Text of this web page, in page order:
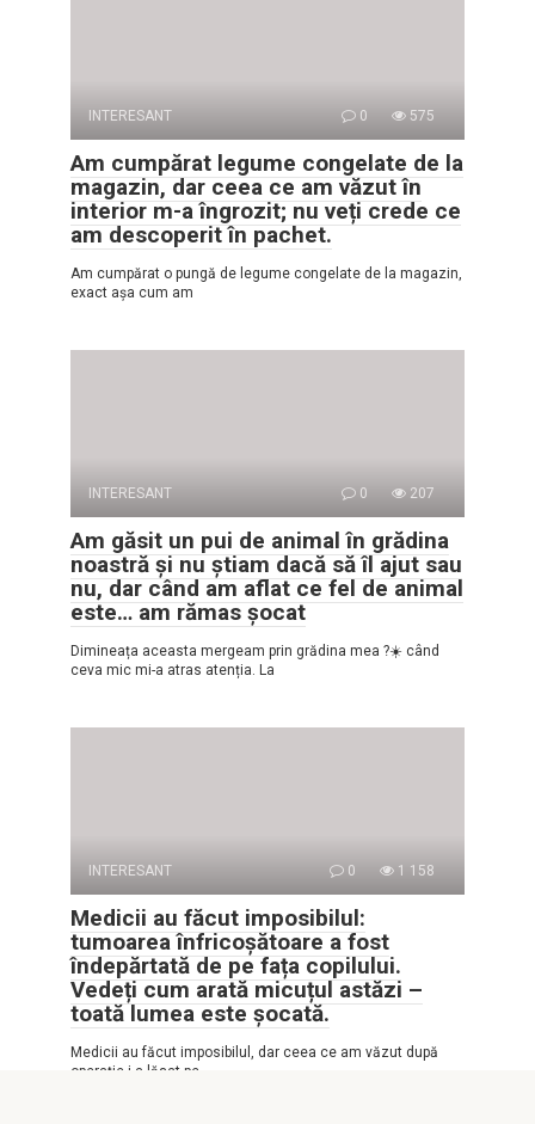
INTERESANT 0 575
Am cumpărat legume congelate de la
magazin, dar ceea ce am văzut în
interior m-a îngrozit; nu veți crede ce
am descoperit în pachet.
Am cumpărat o pungă de legume congelate de la magazin,
exact așa cum am
INTERESANT 0 207
Am găsit un pui de animal în grădina
noastră și nu știam dacă să îl ajut sau
nu, dar când am aflat ce fel de animal
este… am rămas șocat
Dimineața aceasta mergeam prin grădina mea ?☀️ când
ceva mic mi-a atras atenția. La
INTERESANT 0 1 158
Medicii au făcut imposibilul:
tumoarea înfricoșătoare a fost
îndepărtată de pe fața copilului.
Vedeți cum arată micuțul astăzi –
toată lumea este șocată.
Medicii au făcut imposibilul, dar ceea ce am văzut după
operație i-a lăsat pe